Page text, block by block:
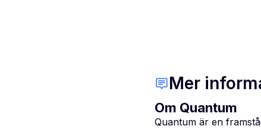
Mer
Om Quantum
Quantum är en